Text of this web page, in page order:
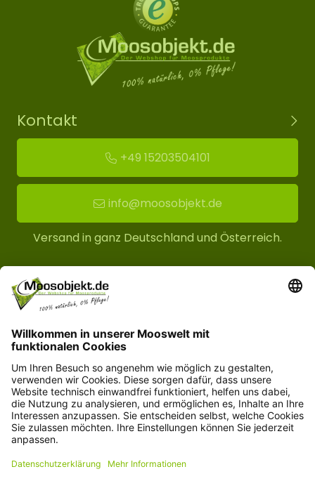
Kontakt
+49 15203504101
info@moosobjekt.de
Versand in ganz Deutschland und Österreich.
Kundenservice
Informationen
© Copyright 2026 moosobjekt.de